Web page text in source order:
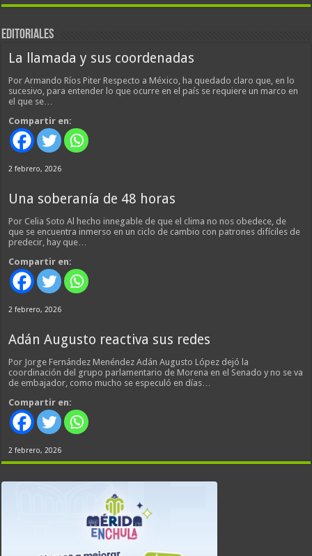
EDITORIALES
La llamada y sus coordenadas
Por Armando Ríos Piter Respecto a México, ha quedado claro que, en lo
sucesivo, para entender lo que ocurre en el país se requiere un marco en
el que se…
Compartir en:
2 febrero, 2026
Una soberanía de 48 horas
Por Celia Soto Al hecho innegable de que el clima no nos obedece, de
que se encuentra inmerso en un ciclo de cambio con patrones difíciles de
predecir, hay que…
Compartir en:
2 febrero, 2026
Adán Augusto reactiva sus redes
Por Jorge Fernández Menéndez Adán Augusto López dejó la
coordinación del grupo parlamentario de Morena en el Senado y no se va
de embajador, como mucho se especuló en días…
Compartir en:
2 febrero, 2026